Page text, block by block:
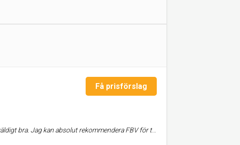
Få prisförslag
rekommendera FBV för tillsvarande uppdrag, dvs tvätt av altaner.